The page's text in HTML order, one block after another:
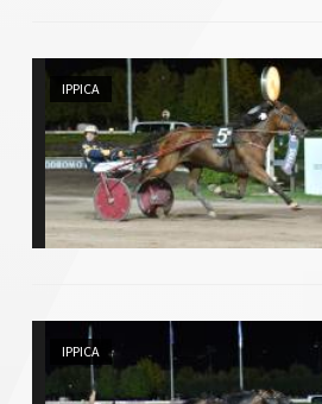
IPPICA
IPPICA